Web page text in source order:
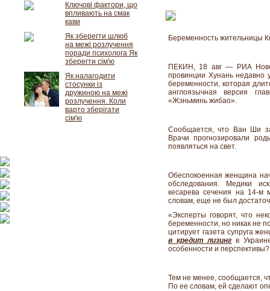
Беременность жительницы
ПЕКИН, 18 авг — РИА
провинции Хунань недавно
беременности, которая
англоязычная версия
«Жэньминь жибао».
Сообщается, что Ван Ши
Врачи прогнозировали
появляться на свет.
Обеспокоенная женщина
обследования. Медики
кесарева сечения на 14-м
словам, еще не был
«Эксперты говорят, что
беременности, но никак не
цитирует газета супруга
в кредит лизинг в
особенности и перспективы?
Тем не менее, сообщается,
По ее словам, ей сделают
Ключові фактори, що
впливають на смак
кави
Як зберегти шлюб
на межі розлучення
поради психолога Як
зберегти сім'ю
Як налагодити
стосунки із
дружиною на межі
розлучення. Коли
варто зберігати
сім'ю